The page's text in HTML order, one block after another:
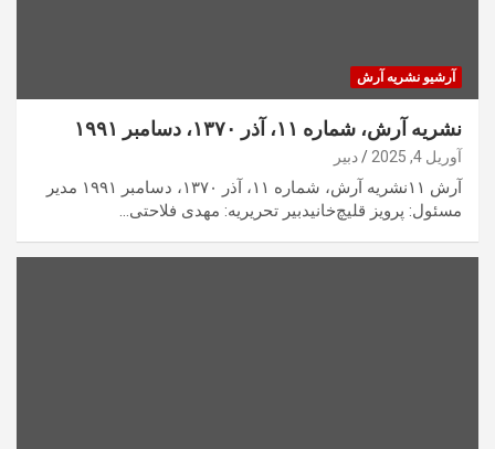
آرشیو نشریه آرش
نشریه آرش، شماره ۱۱، آذر ۱۳۷۰، دسامبر ۱۹۹۱
آوریل 4, 2025 دبیر
آرش ۱۱نشریه آرش، شماره ۱۱، آذر ۱۳۷۰، دسامبر ۱۹۹۱ مدیر
مسئول: پرویز قلیچ‌خانیدبیر تحریریه: مهدی فلاحتی…